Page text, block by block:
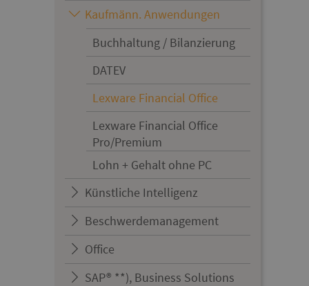
Kaufmänn. Anwendungen
Buchhaltung / Bilanzierung
DATEV
Lexware Financial Office
Lexware Financial Office
Pro/Premium
Lohn + Gehalt ohne PC
Künstliche Intelligenz
Beschwerdemanagement
Office
SAP® **), Business Solutions